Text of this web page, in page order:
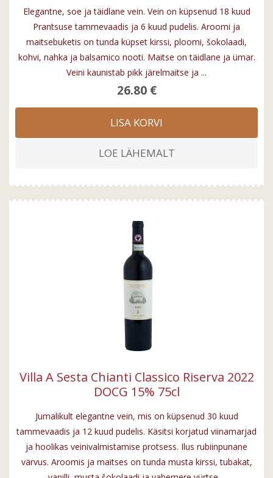
Elegantne, soe ja täidlane vein. Vein on küpsenud 18 kuud
Prantsuse tammevaadis ja 6 kuud pudelis. Aroomi ja
maitsebuketis on tunda küpset kirssi, ploomi, šokolaadi,
kohvi, nahka ja balsamico nooti. Maitse on täidlane ja ümar.
Veini kaunistab pikk järelmaitse ja ...
26.80 €
LISA KORVI
LOE LÄHEMALT
Villa A Sesta Chianti Classico Riserva 2022
DOCG 15% 75cl
Jumalikult elegantne vein, mis on küpsenud 30 kuud
tammevaadis ja 12 kuud pudelis. Käsitsi korjatud viinamarjad
ja hoolikas veinivalmistamise protsess. Ilus rubiinpunane
värvus. Aroomis ja maitses on tunda musta kirssi, tubakat,